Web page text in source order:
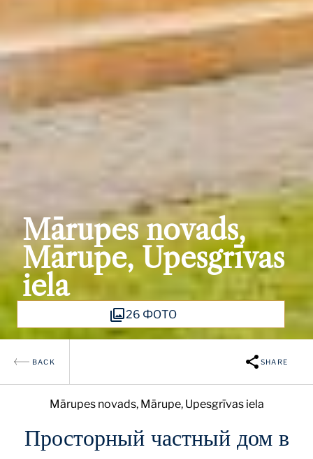
Mārupes novads,
Mārupe, Upesgrīvas
iela
26 ФОТО
BACK SHARE
Mārupes novads, Mārupe, Upesgrīvas iela
Просторный частный дом в